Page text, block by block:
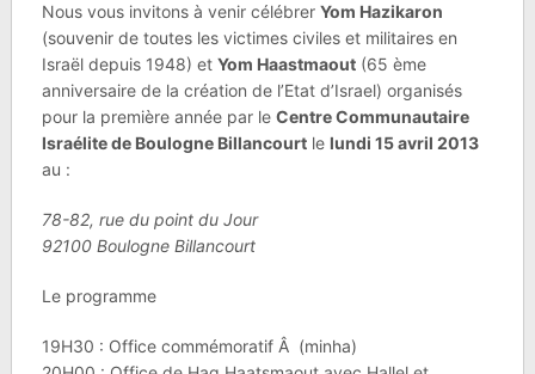
Nous vous invitons à venir célébrer Yom Hazikaron
(souvenir de toutes les victimes civiles et militaires en
Israël depuis 1948) et Yom Haastmaout(65 ème
anniversaire de la création de l’Etat d’Israel) organisés
pour la première année par le Centre Communautaire
Israélite de Boulogne Billancourtle lundi 15 avril 2013
au :
78-82, rue du point du Jour
92100 Boulogne Billancourt
Le programme
19H30 : Office commémoratif Â (minha)